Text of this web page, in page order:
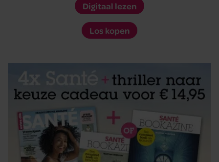
Digitaal lezen
Los kopen